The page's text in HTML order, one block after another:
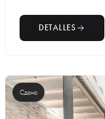
DETALLES
Сдано